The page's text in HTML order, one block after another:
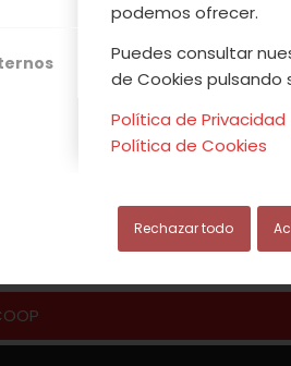
podemos ofrecer.
Puedes consultar
de Cookies pulsando
Política de Privacidad
Política de Cookies
Rechazar todo
Leer más
0 COMENTARIOS
/